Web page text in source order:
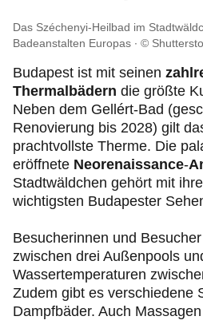
Das Széchenyi-Heilbad im
Badeanstalten Europas
©
Budapest ist mit seinen
Thermalbädern die größte
Neben dem Gellért-Bad
Renovierung bis 2028) gilt
prachtvollste Therme. Die
eröffnete Neorenaissance-
Stadtwäldchen gehört mit
wichtigsten Budapester
Besucherinnen und
zwischen drei Außenpools
Wassertemperaturen
Zudem gibt es verschiedene
Dampfbäder. Auch